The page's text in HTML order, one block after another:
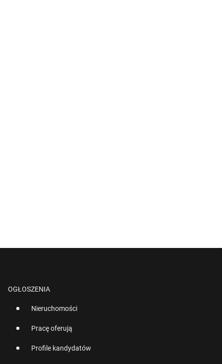
OGŁOSZENIA
Nieruchomości
Pracę oferują
Profile kandydatów